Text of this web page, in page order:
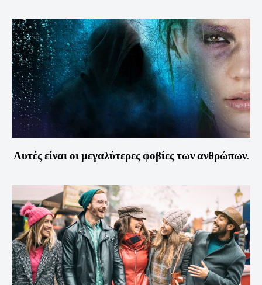
Αυτές είναι οι μεγαλύτερες φοβίες των ανθρώπων.